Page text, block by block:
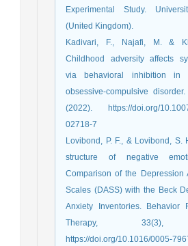
Experimental Study.
Kadivari, F., Najafi, M. &
Childhood adversity affects
via behavioral inhibition in
obsessive-compulsive
(2022). https://doi.org/
02718-7
Lovibond, P. F., & Lovibond, S.
structure of negative
Comparison of the Depression
Scales (DASS) with the Beck
Anxiety Inventories. Behavior
Therapy, 33(3),
https://doi.org/10.1016/0005-